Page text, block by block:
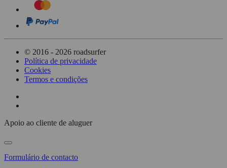
© 2016 - 2026 roadsurfer
Política de privacidade
Cookies
Termos e condições
Apoio ao cliente de aluguer
Formulário de contacto